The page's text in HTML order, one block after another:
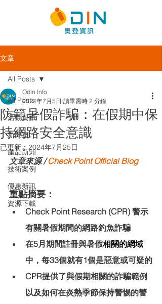
文章
All Posts
活動資訊
新聞室
產品新知
技術案例
優惠新訊
資源下載
All Posts
防範暑假詐騙：在假期中保
持網路安全意識
Odin Info
2024年7月5日 讀畢需時 2 分鐘
已更新：2024年7月25日
文章來源 / Check Point Official Blog
重點摘要：
Check Point Research (CPR) 警示
有關暑假期間的網路釣魚詐騙
在5月期間註冊與暑假相關的網域
中，每33個就有1個是惡意或可疑的
CPR提供了與假期相關的詐騙範例
以及如何在炎熱季節保持警惕的警